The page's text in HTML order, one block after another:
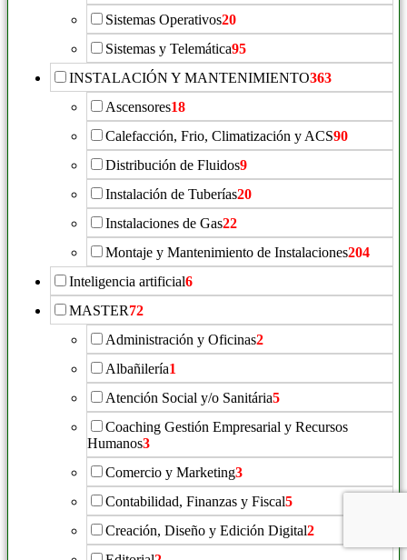
Sistemas Operativos20
Sistemas y Telemática95
INSTALACIÓN Y MANTENIMIENTO363
Ascensores18
Calefacción, Frio, Climatización y ACS90
Distribución de Fluidos9
Instalación de Tuberías20
Instalaciones de Gas22
Montaje y Mantenimiento de Instalaciones204
Inteligencia artificial6
MASTER72
Administración y Oficinas2
Albañilería1
Atención Social y/o Sanitária5
Coaching Gestión Empresarial y Recursos
Humanos3
Comercio y Marketing3
Contabilidad, Finanzas y Fiscal5
Creación, Diseño y Edición Digital2